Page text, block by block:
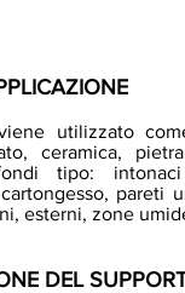
utilizzato
ceramica,
tipo:
pareti
esterni, zone
DEL